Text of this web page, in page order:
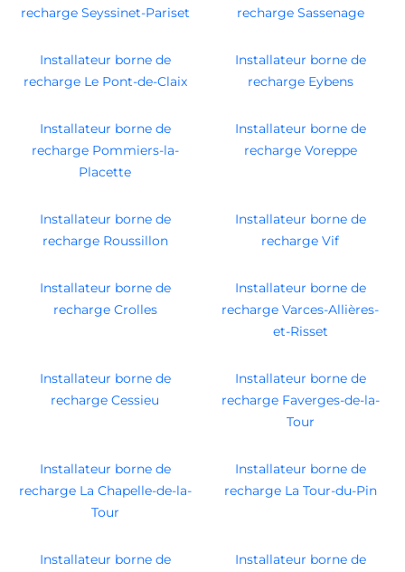
recharge Seyssinet-Pariset
recharge Sassenage
Installateur borne de
recharge Le Pont-de-Claix
Installateur borne de
recharge Eybens
Installateur borne de
recharge Pommiers-la-
Placette
Installateur borne de
recharge Voreppe
Installateur borne de
recharge Roussillon
Installateur borne de
recharge Vif
Installateur borne de
recharge Crolles
Installateur borne de
recharge Varces-Allières-
et-Risset
Installateur borne de
recharge Cessieu
Installateur borne de
recharge Faverges-de-la-
Tour
Installateur borne de
recharge La Chapelle-de-la-
Tour
Installateur borne de
recharge La Tour-du-Pin
Installateur borne de
Installateur borne de